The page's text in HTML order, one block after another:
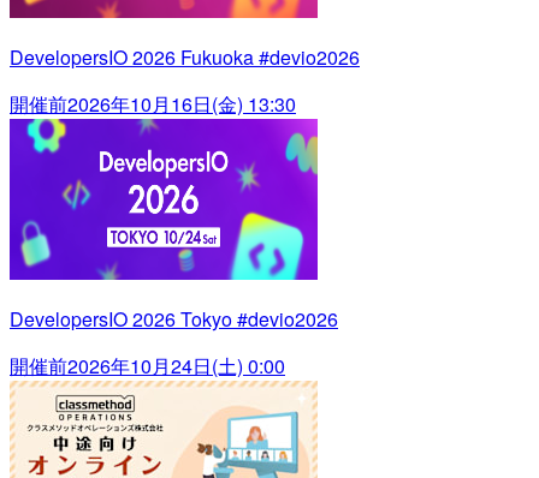
DevelopersIO 2026 Fukuoka #devio2026
開催前2026年10月16日(金) 13:30
DevelopersIO 2026 Tokyo #devio2026
開催前2026年10月24日(土) 0:00